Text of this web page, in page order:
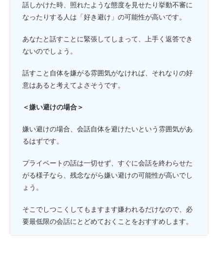
話しかけた時、照れたような態度を見せたり挙動不審に
なったりする人は「好き避け」の可能性が高いです。
あなたと話すことに緊張してしまって、上手く返答でき
ないのでしょう。
話すこと自体を嫌がる雰囲気がなければ、それなりの好
意はあると考えてよさそうです。
＜嫌い避けの場合＞
嫌い避けの場合、会話自体を避けたいという雰囲気があ
るはずです。
プライベートの話は一切せず、すぐに会話を終わらせた
がる様子なら、残念ながら嫌い避けの可能性が高いでし
ょう。
そこでしつこくしてもますます嫌われるだけなので、必
要最低限の会話にとどめておくことをおすすめします。